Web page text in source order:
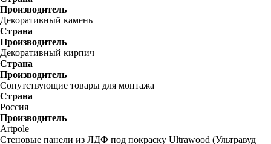
Производитель
Декоративный камень
Страна
Производитель
Декоративный кирпич
Страна
Производитель
Сопутствующие товары для монтажа
Страна
Россия
Производитель
Artpole
Стеновые панели из ЛДФ под покраску Ultrawood (Ультравуд